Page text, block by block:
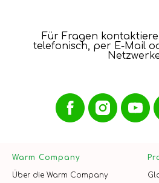
Für Fragen
telefonisch, per E-Mail
Warm Company
Über die Warm Company